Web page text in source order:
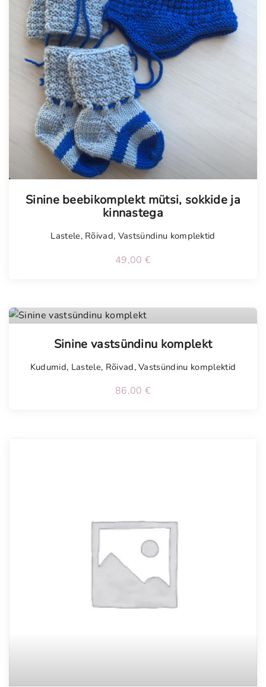
Sinine beebikomplekt mütsi, sokkide ja
kinnastega
Lastele, Rõivad, Vastsündinu komplektid
49,00 €
Sinine vastsündinu komplekt
Kudumid, Lastele, Rõivad,Vastsündinu komplektid
86,00 €